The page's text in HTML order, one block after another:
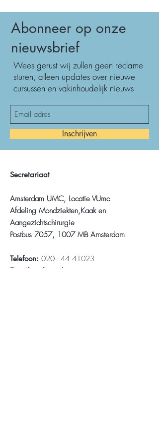
Gilijamse (O) & Erik van der Meij (M)
PLAATS:Afdeling Orale Radiologie ACTA
Maandagavond 26 april 2021
ONLINE: 19.00 uur: Examen
Link naar online event volgt
Abonneer op onze
nieuwsbrief
Wees gerust wij zullen geen reclame
sturen, alleen updates over nieuwe
cursussen en vakinhoudelijk nieuws
Inschrijven
Secretariaat
Amsterdam UMC, Locatie VUmc
Afdeling Mondziekten,Kaak en
Aangezichtschirurgie
Postbus 7057, 1007 MB Amsterdam
Telefoon: 020 - 44 41023
Email:
info@mkacursus.com